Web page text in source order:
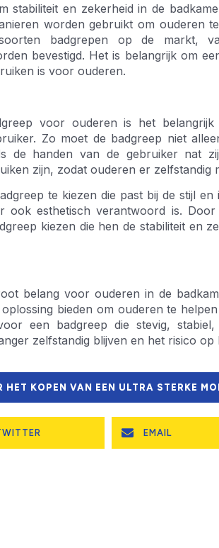
stabiliteit en zekerheid in de
worden gebruikt om ouderen
badgrepen op de markt,
bevestigd. Het is belangrijk om
is voor ouderen.
voor ouderen is het
Zo moet de badgreep niet
de handen van de gebruiker nat
zijn, zodat ouderen er zelfstandig
te kiezen die past bij de stijl
ook esthetisch verantwoord is.
kiezen die hen de stabiliteit en
belang voor ouderen in de
bieden om ouderen te
een badgreep die stevig, stabiel,
zelfstandig blijven en het risico op
HET KOPEN VAN EEN ULTRA STERKE
EMAIL